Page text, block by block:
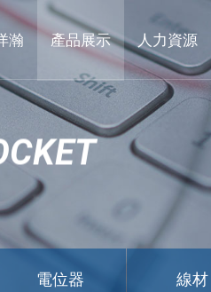
瀚 產品展示 人力資源
電位器 線材